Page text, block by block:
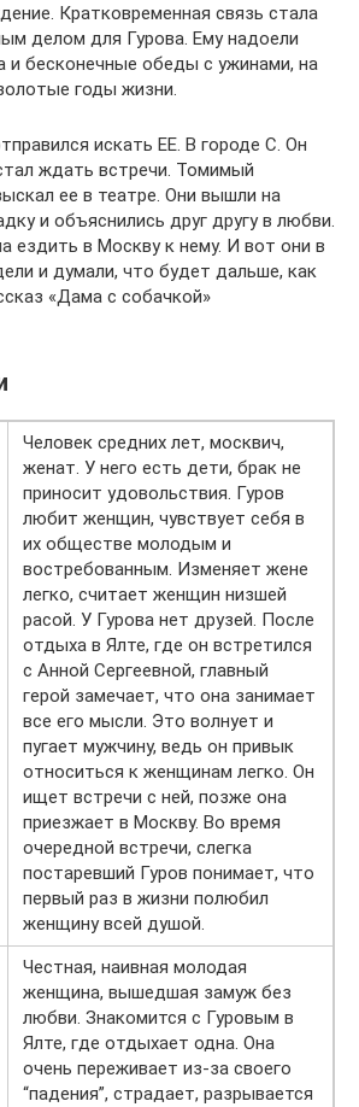
Кратковременная связь стала
делом для Гурова. Ему надоели
и бесконечные обеды с ужинами, на
годы жизни.
искать ЕЕ. В городе С. Он
ждать встречи. Томимый
ее в театре. Они вышли на
и объяснились друг другу в любви.
ездить в Москву к нему. И вот они в
и думали, что будет дальше, как
«Дама с собачкой»
Человек средних лет, москвич,
женат. У него есть дети, брак не
приносит удовольствия. Гуров
любит женщин, чувствует себя в
их обществе молодым и
востребованным. Изменяет жене
легко, считает женщин низшей
расой. У Гурова нет друзей. После
отдыха в Ялте, где он встретился
с Анной Сергеевной, главный
герой замечает, что она занимает
все его мысли. Это волнует и
пугает мужчину, ведь он привык
относиться к женщинам легко. Он
ищет встречи с ней, позже она
приезжает в Москву. Во время
очередной встречи, слегка
постаревший Гуров понимает, что
первый раз в жизни полюбил
женщину всей душой.
Честная, наивная молодая
женщина, вышедшая замуж без
любви. Знакомится с Гуровым в
Ялте, где отдыхает одна. Она
очень переживает из-за своего
“падения”, страдает, разрывается